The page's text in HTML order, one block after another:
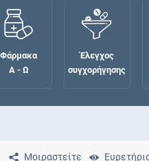
Φάρμακα
Α - Ω
Έλεγχος
συγχορήγησης
Μοιραστείτε